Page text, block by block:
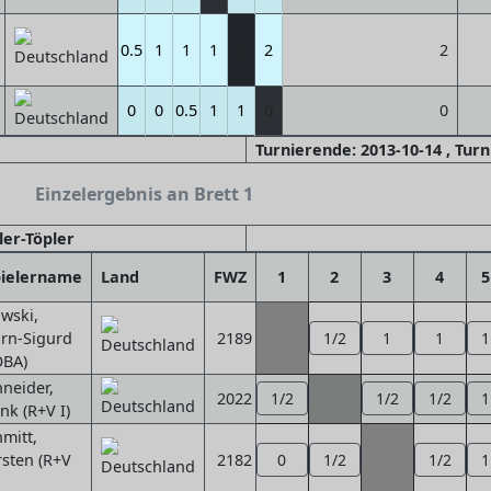
0.5 1 1 1 2 2
0 0 0.5 1 1
0
Turnierende: 2013-10-14 ,
Einzelergebnis an Brett 1
Töpler
Land FWZ 1 2 3 4
5
Sigurd
2189 1/2 1 1 1
(R+V I)
2022 1/2 1/2 1/2
1
(R+V
2182 0 1/2 1/2 1